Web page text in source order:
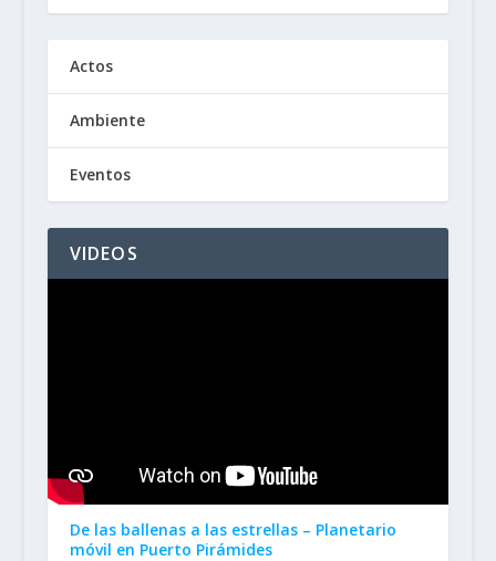
Actos
Ambiente
Eventos
VIDEOS
De las ballenas a las estrellas – Planetario
móvil en Puerto Pirámides